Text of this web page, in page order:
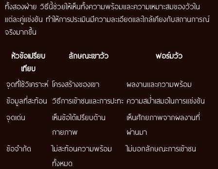
ทั้งสองฝ่าย วิธีนี้ช่วยให้เห็นทั้งความพร้อมและความเหมาะสมของวัวใน
แต่ละคู่แข่งขัน ทำให้การประเมินมีความละเอียดและใกล้เคียงกับสถานการณ์
จริงมากขึ้น
หัวข้อเปรียบ
เทียบ
ลักษณะเขาวัว ฟอร์มวัว
จุดที่ใช้วิเคราะห์ โครงสร้างของเขา
ผลงานและความพร้อม
ข้อมูลที่สะท้อน วิธีการเข้าชนและการปะทะ ความสม่ำเสมอในการแข่งขัน
จุดเด่น
เห็นข้อได้เปรียบด้าน
กายภาพ
เห็นศักยภาพจากผลงานที่
ผ่านมา
ข้อจำกัด
ไม่สะท้อนความพร้อม
ทั้งหมด
ไม่บอกลักษณะการเข้าชน